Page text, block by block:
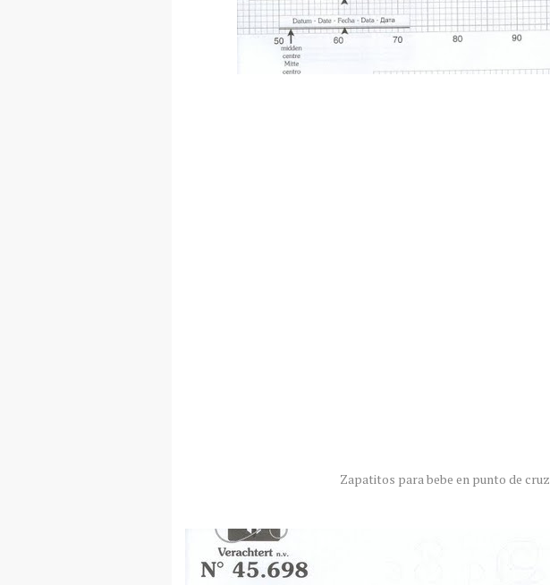
Zapatitos para bebe en punto de cruz